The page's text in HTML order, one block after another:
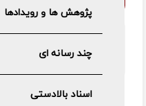
پژوهش ها و رویدادها
چند رسانه ای
اسناد بالادستی
سه نشریه پژوهشکده
مصلحت نظام ، رتبه
تحقیقات و فناوری کسب کردند.